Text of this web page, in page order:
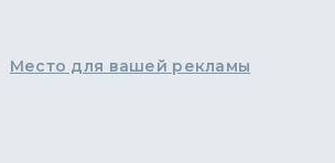
Место для вашей рекламы